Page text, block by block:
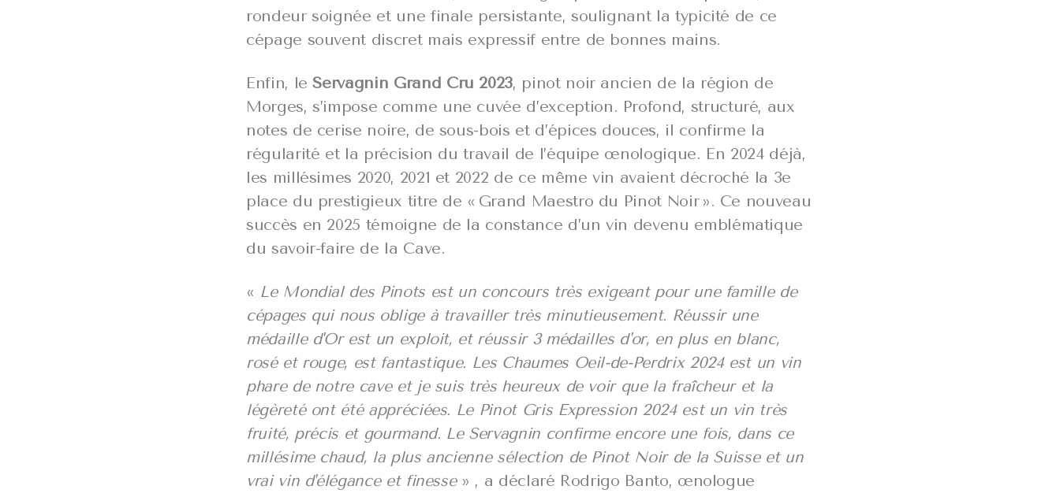
rondeur soignée et une finale persistante, soulignant la typicité de ce
cépage souvent discret mais expressif entre de bonnes mains.
Enfin, leServagnin Grand Cru 2023, pinot noir ancien de la région de
Morges, s’impose comme une cuvée d’exception. Profond, structuré, aux
notes de cerise noire, de sous-bois et d’épices douces, il confirme la
régularité et la précision du travail de l’équipe œnologique. En 2024 déjà,
les millésimes 2020, 2021 et 2022 de ce même vin avaient décroché la 3e
place du prestigieux titre de « Grand Maestro du Pinot Noir ». Ce nouveau
succès en 2025 témoigne de la constance d’un vin devenu emblématique
du savoir-faire de la Cave.
« Le Mondial des Pinots est un concours très exigeant pour une famille de
cépages qui nous oblige à travailler très minutieusement. Réussir une
médaille d'Or est un exploit, et réussir 3 médailles d'or, en plus en blanc,
rosé et rouge, est fantastique. Les Chaumes Oeil-de-Perdrix 2024 est un vin
phare de notre cave et je suis très heureux de voir que la fraîcheur et la
légèreté ont été appréciées. Le Pinot Gris Expression 2024 est un vin très
fruité, précis et gourmand. Le Servagnin confirme encore une fois, dans ce
millésime chaud, la plus ancienne sélection de Pinot Noir de la Suisse et un
vrai vin d'élégance et finesse» , a déclaré Rodrigo Banto, œnologue